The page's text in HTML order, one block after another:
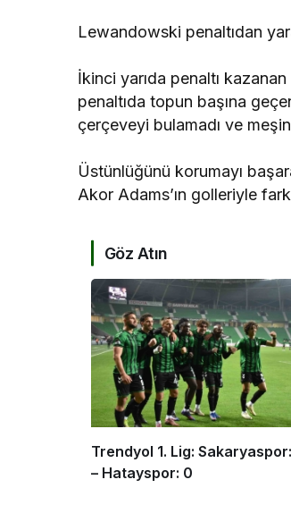
Lewandowski penaltıdan
İkinci yarıda penaltı
penaltıda topun başına
çerçeveyi bulamadı ve
Üstünlüğünü korumayı
Akor Adams’ın golleriyle
Göz Atın
Trendyol 1. Lig:
– Hatayspor: 0